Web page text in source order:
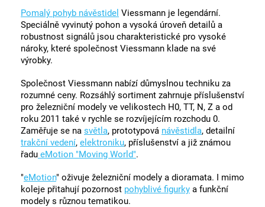
Pomalý pohyb návěstidel Viessmann je legendární.
Speciálně vyvinutý pohon a vysoká úroveň detailů a
robustnost signálů jsou charakteristické pro vysoké
nároky, které společnost Viessmann klade na své
výrobky.
Společnost Viessmann nabízí důmyslnou techniku za
rozumné ceny. Rozsáhlý sortiment zahrnuje příslušenství
pro železniční modely ve velikostech H0, TT, N, Z a od
roku 2011 také v rychle se rozvíjejícím rozchodu 0.
Zaměřuje se na světla, prototypová návěstidla, detailní
trakční vedení, elektroniku, příslušenství a již známou
řadu eMotion "Moving World".
"eMotion" oživuje železniční modely a dioramata. I mimo
koleje přitahují pozornost pohyblivé figurky a funkční
modely s různou tematikou.